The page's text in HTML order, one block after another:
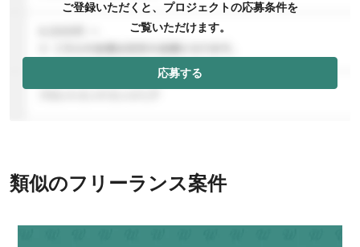
ご登録いただくと、プロジェクトの応募条件を
ご覧いただけます。
応募する
類似のフリーランス案件